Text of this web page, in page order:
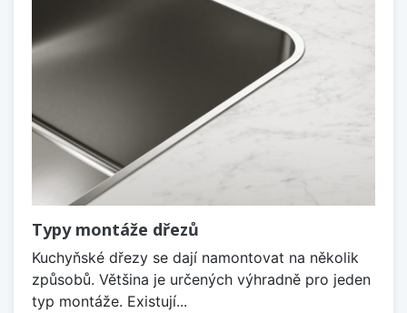
Typy montáže dřezů
Kuchyňské dřezy se dají namontovat na několik
způsobů. Většina je určených výhradně pro jeden
typ montáže. Existují...